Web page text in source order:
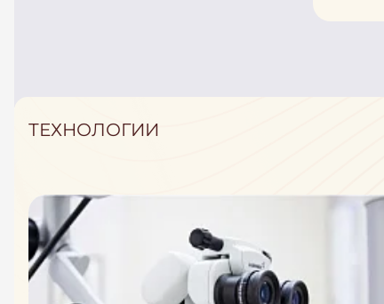
ТЕХНОЛОГИИ